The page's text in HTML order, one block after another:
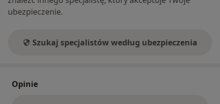
ubezpieczenie.
Szukaj specjalistów według ubezpieczenia
Opinie